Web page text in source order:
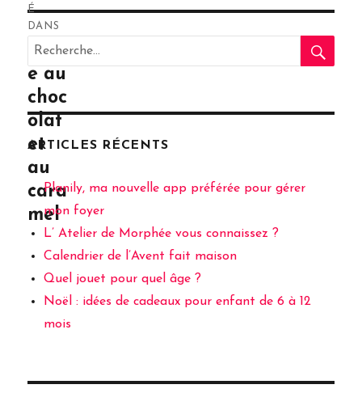
de
l’article
É
DANS
Tart
e au
choc
olat
et
au
cara
mel
Recherche
pour
ARTICLES RÉCENTS
Planily, ma nouvelle app préférée pour gérer
mon foyer
L’ Atelier de Morphée vous connaissez ?
Calendrier de l’Avent fait maison
Quel jouet pour quel âge ?
Noël : idées de cadeaux pour enfant de 6 à 12
mois